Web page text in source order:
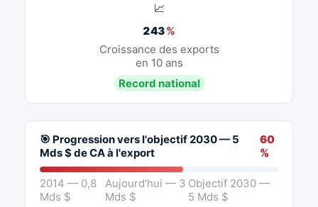
📈
243%
Croissance des exports
en 10 ans
Record national
🎯 Progression vers l'objectif 2030 — 5
Mds $ de CA à l'export
60
%
2014 — 0,8
Mds $
Aujourd'hui — 3
Mds $
Objectif 2030 —
5 Mds $